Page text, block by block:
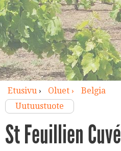
Etusivu› Oluet ›
Belgia
Uutuustuote
St Feuillien